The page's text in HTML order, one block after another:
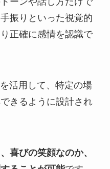
振りといった視覚的
正確に感情を認識で
活用して、特定の場
きるように設計され
喜びの笑顔なのか、